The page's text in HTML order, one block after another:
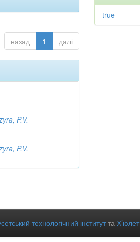
назад 1 далі
P.V.
P.V.
true
технологічний інститутта